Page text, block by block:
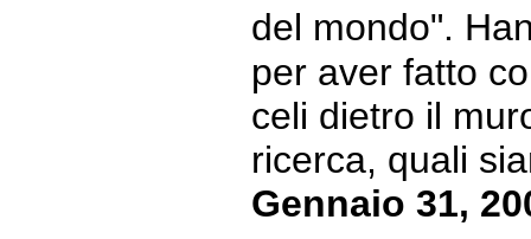
del mondo".
per aver fatto
celi dietro il
ricerca, quali
Gennaio 31,